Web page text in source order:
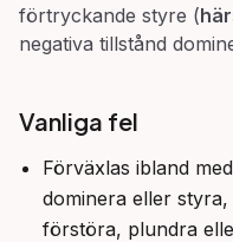
förtryckande styre (
negativa tillstånd
Vanliga fel
Förväxlas ibland med
dominera eller styra,
förstöra, plundra